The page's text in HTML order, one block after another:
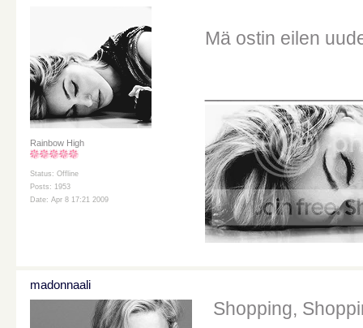
Rainbow High
Status: Offline
Posts: 1953
Date: Apr 8 17:21 2009
Mä ostin eilen
madonnaali
Shopping,